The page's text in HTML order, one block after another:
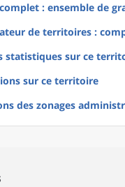
: ensemble de
de territoires :
statistiques sur ce
sur ce territoire
des zonages